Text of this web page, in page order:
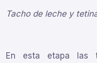
Tacho de leche y
En esta etapa las